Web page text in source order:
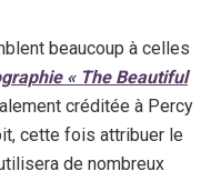
beaucoup à celles
« The Beautiful
créditée à Percy
cette fois attribuer le
de nombreux